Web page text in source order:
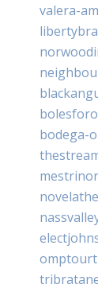
valera-
bodega-